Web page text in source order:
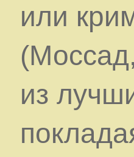
или
из